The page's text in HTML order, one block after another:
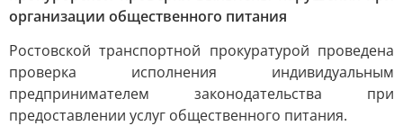
организации общественного питания
Ростовской транспортной прокуратурой проведена
проверка исполнения индивидуальным
предпринимателем законодательства при
предоставлении услуг общественного питания.